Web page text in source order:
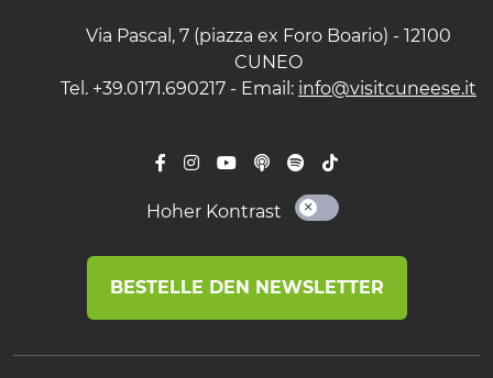
Via Pascal, 7 (piazza ex Foro Boario) - 12100
CUNEO
Tel. +39.0171.690217 - Email: info@visitcuneese.it
Hoher Kontrast
BESTELLE DEN NEWSLETTER